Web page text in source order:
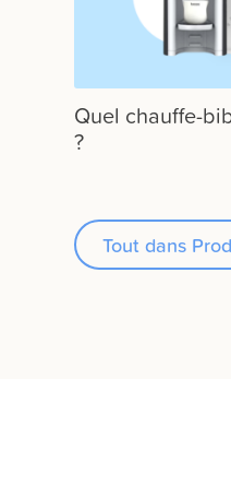
Quel chauffe-
?
Tout dans